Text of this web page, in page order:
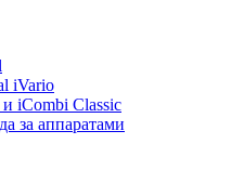
iVario
iCombi Classic
за аппаратами